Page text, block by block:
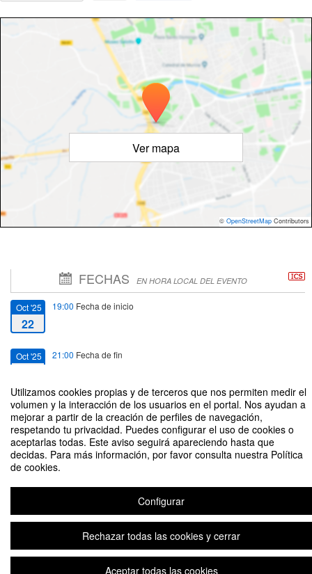
Utilizamos cookies propias y de terceros que nos permiten medir el
volumen y la interacción de los usuarios en el portal. Nos ayudan a
mejorar a partir de la creación de perfiles de navegación,
respetando tu privacidad. Puedes configurar el uso de cookies o
aceptarlas todas. Este aviso seguirá apareciendo hasta que
decidas. Para más información, por favor consulta nuestra Política
de cookies.
Configurar
Rechazar todas las cookies y cerrar
Aceptar todas las cookies
Ver mapa
© OpenStreetMap Contributors
FECHAS EN HORA LOCAL DEL EVENTO
Oct '25
22
19:00 Fecha de inicio
Oct '25 21:00 Fecha de fin
Verificación y Validación de Software en la era IA
Organizado por Coordinación de la Maestría en Inteligencia Artificial
Aviso legal|Contacto
Plataforma de organización de eventos Symposium
Copyright © 2026